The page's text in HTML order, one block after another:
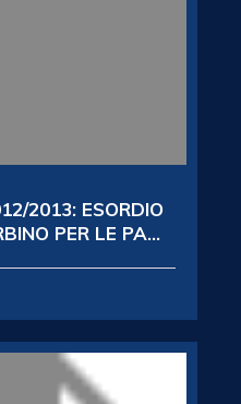
2013: ESORDIO
PER LE PA...